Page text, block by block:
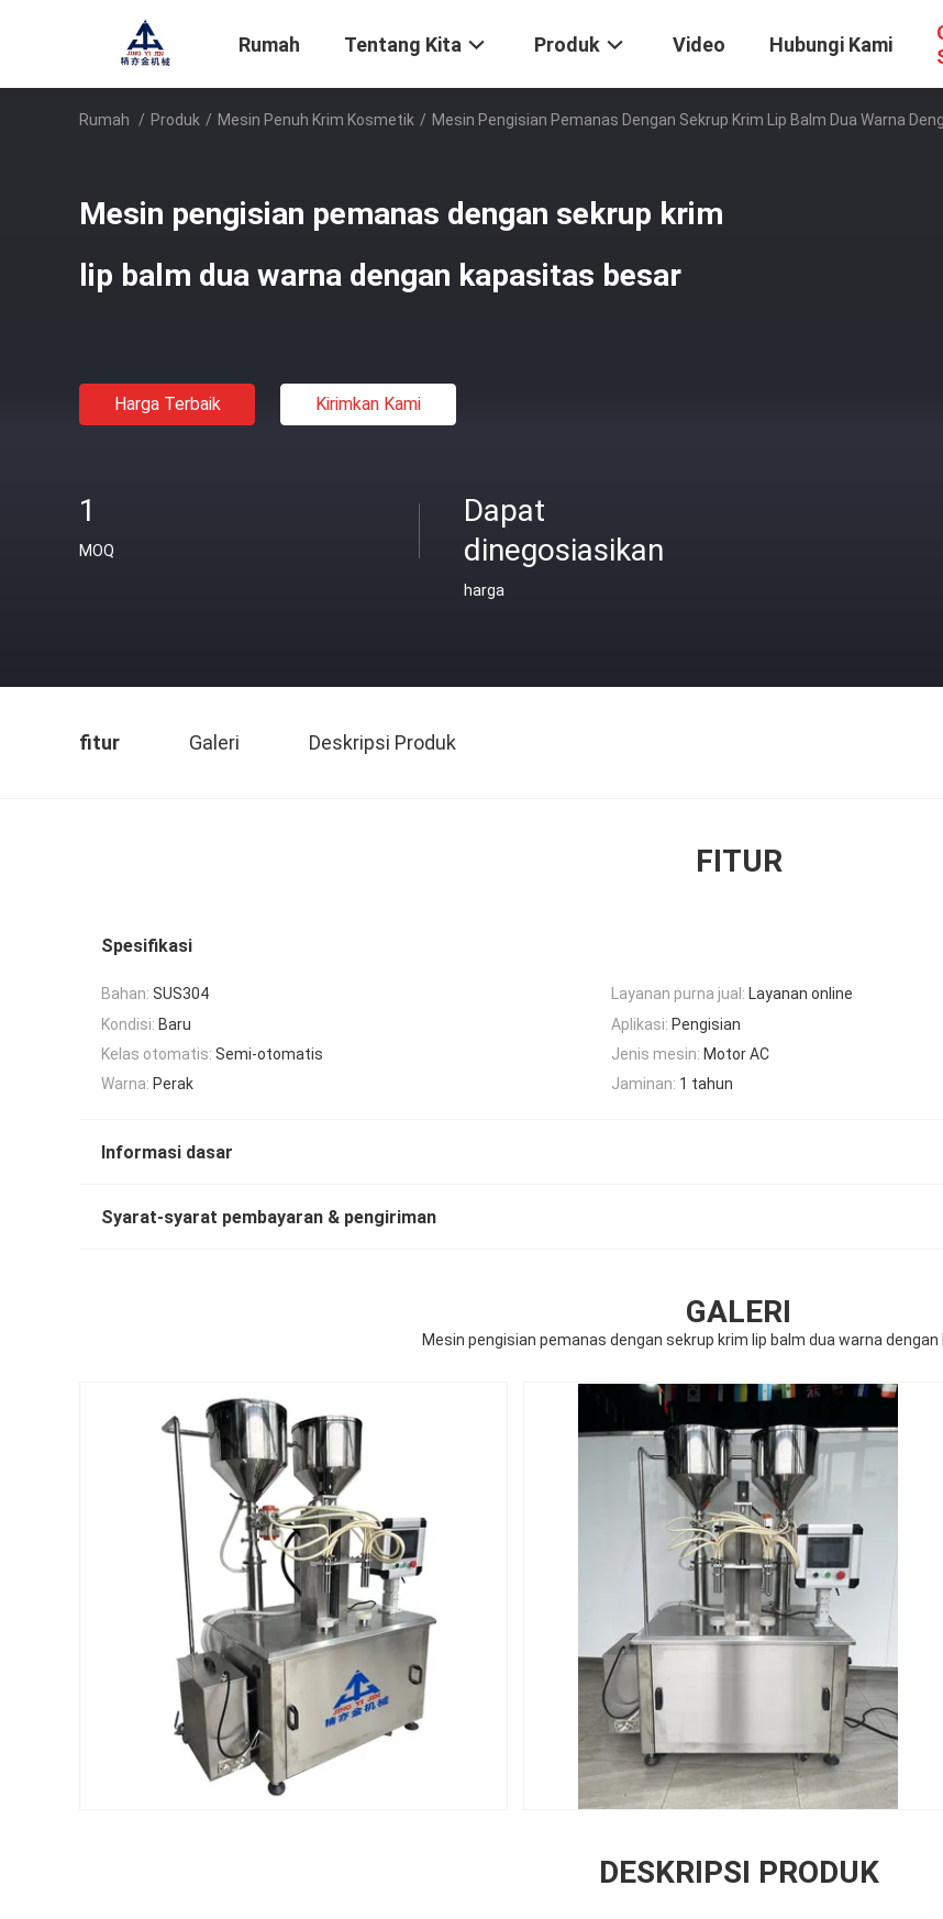
Rumah Tentang Kita Produk Video Hubungi Kami
Rumah / Produk / Mesin Penuh Krim Kosmetik / Mesin Pengisian Pemanas Dengan Sekrup Krim Lip Balm Dua Warna
Mesin pengisian pemanas dengan sekrup krim
lip balm dua warna dengan kapasitas besar
Harga Terbaik Kirimkan Kami
1
MOQ
Dapat
dinegosiasikan
harga
fitur Galeri Deskripsi Produk
FITUR
Spesifikasi
Bahan: SUS304 Layanan purna jual: Layanan online
Kondisi: Baru Aplikasi: Pengisian
Kelas otomatis: Semi-otomatis Jenis mesin: Motor AC
Warna: Perak Jaminan: 1 tahun
Informasi dasar
Syarat-syarat pembayaran & pengiriman
GALERI
Mesin pengisian pemanas dengan sekrup krim lip balm dua warna
DESKRIPSI PRODUK